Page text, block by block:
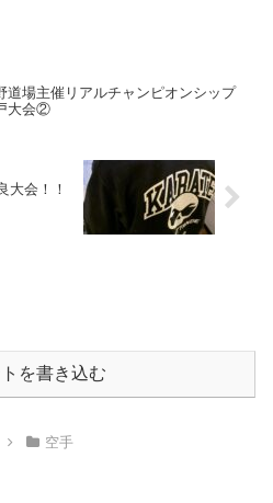
道場主催リアルチャンピオンシップ
大会②
大会！！
を書き込む
空手